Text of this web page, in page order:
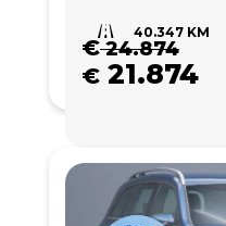
40.347 KM
€24.874
€ 21.874